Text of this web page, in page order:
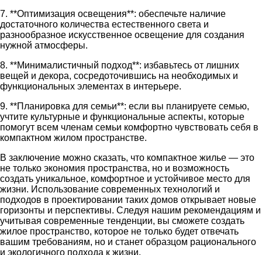
7. **Оптимизация освещения**: обеспечьте наличие
достаточного количества естественного света и
разнообразное искусственное освещение для создания
нужной атмосферы.
8. **Минималистичный подход**: избавьтесь от лишних
вещей и декора, сосредоточившись на необходимых и
функциональных элементах в интерьере.
9. **Планировка для семьи**: если вы планируете семью,
учтите культурные и функциональные аспекты, которые
помогут всем членам семьи комфортно чувствовать себя в
компактном жилом пространстве.
В заключение можно сказать, что компактное жилье — это
не только экономия пространства, но и возможность
создать уникальное, комфортное и устойчивое место для
жизни. Использование современных технологий и
подходов в проектировании таких домов открывает новые
горизонты и перспективы. Следуя нашим рекомендациям и
учитывая современные тенденции, вы сможете создать
жилое пространство, которое не только будет отвечать
вашим требованиям, но и станет образцом рационального
и экологичного подхода к жизни.